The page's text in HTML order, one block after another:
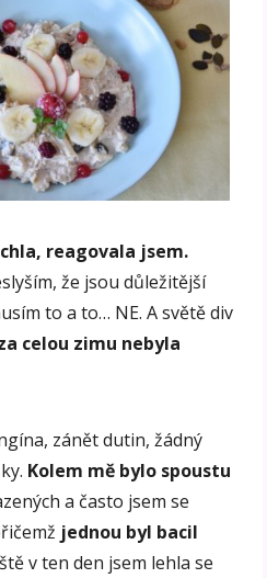
reagovala jsem.
že jsou důležitější
to a to… NE. A světě div
celou zimu nebyla
zánět dutin, žádný
Kolem mě bylo spoustu
a často jsem se
jednou byl bacil
v ten den jsem lehla se